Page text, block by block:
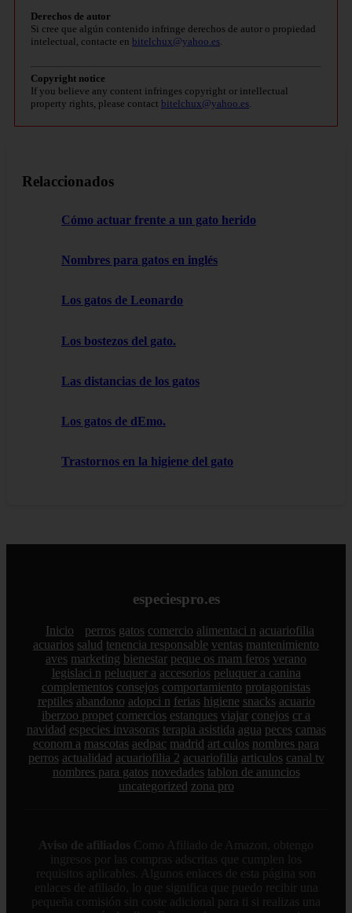
Derechos de autor
Si cree que algún contenido infringe derechos de autor o propiedad
intelectual, contacte en bitelchux@yahoo.es.
Copyright notice
If you believe any content infringes copyright or intellectual
property rights, please contact bitelchux@yahoo.es.
Relaccionados
Cómo actuar frente a un gato herido
Nombres para gatos en inglés
Los gatos de Leonardo
Los bostezos del gato.
Las distancias de los gatos
Los gatos de dEmo.
Trastornos en la higiene del gato
especiespro.es
Inicio perros gatos comercio alimentaci n acuariofilia
acuarios salud tenencia responsable ventas mantenimiento
aves marketing bienestar peque os mam feros verano
legislaci n peluquer a accesorios peluquer a canina
complementos consejos comportamiento protagonistas
reptiles abandono adopci n ferias higiene snacks acuario
iberzoo propet comercios estanques viajar conejos cr a
navidad especies invasoras terapia asistida agua peces camas
econom a mascotas aedpac madrid art culos nombres para
perros actualidad acuariofilia 2 acuariofilia articulos canal tv
nombres para gatos novedades tablon de anuncios
uncategorized zona pro
Aviso de afiliados Como Afiliado de Amazon, obtengo
ingresos por las compras adscritas que cumplen los
requisitos aplicables. Algunos enlaces de esta página son
enlaces de afiliado, lo que significa que puedo recibir una
pequeña comisión sin coste adicional para ti si realizas una